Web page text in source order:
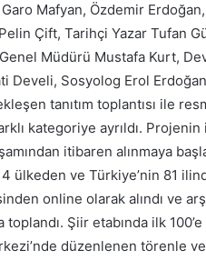
Mafyan, Özdemir
Çift, Tarihçi Yazar Tufan
Müdürü Mustafa Kurt,
Develi, Sosyolog Erol Erdoğan
tanıtım toplantısı ile
kategoriye ayrıldı. Projenin
itibaren alınmaya
ülkeden ve Türkiye’nin 81
online olarak alındı ve
Şiir etabında ilk
düzenlenen törenle